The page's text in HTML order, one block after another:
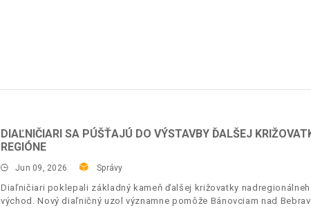
DIAĽNIČIARI SA PÚŠŤAJÚ DO VÝSTAVBY ĎALŠEJ
REGIÓNE
Jun 09, 2026 Správy
Diaľničiari poklepali základný kameň ďalšej križovatky
východ. Nový diaľničný uzol významne pomôže Bánovciam nad